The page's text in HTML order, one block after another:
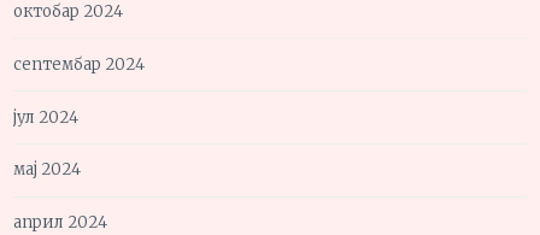
октобар 2024
септембар 2024
јул 2024
мај 2024
април 2024